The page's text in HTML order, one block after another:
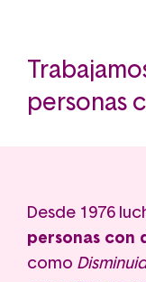
personas
Desde 1976
personas con
como